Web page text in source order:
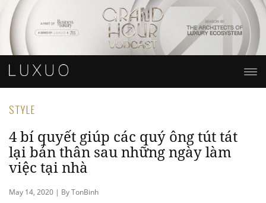
STYLE
4 bí quyết giúp các quý ông tút tát
lại bản thân sau những ngày làm
việc tại nhà
May 14, 2020 | By TonBinh